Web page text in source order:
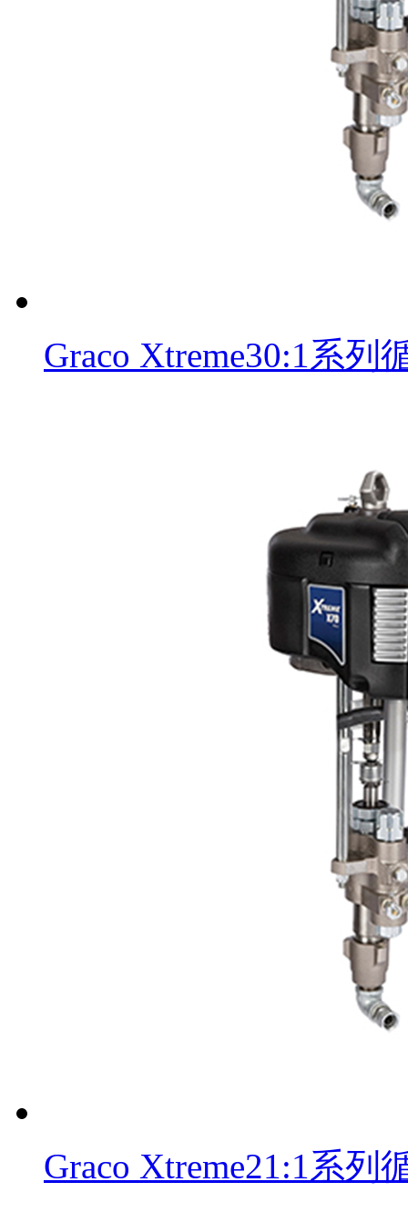
Graco Xtreme30:1系列
Graco Xtreme21:1系列